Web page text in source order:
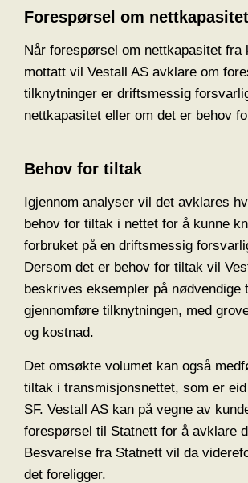
Forespørsel om
Når forespørsel om nettkapasitet fra
mottatt vil Vestall AS avklare om
tilknytninger er driftsmessig
nettkapasitet eller om det er behov
Behov for tiltak
Igjennom analyser vil det avklares
behov for tiltak i nettet for å kunne
forbruket på en driftsmessig
Dersom det er behov for tiltak vil
beskrives eksempler på nødvendige
gjennomføre tilknytningen, med
og kostnad.
Det omsøkte volumet kan også
tiltak i transmisjonsnettet, som er
SF. Vestall AS kan på vegne av
forespørsel til Statnett for å avklare
Besvarelse fra Statnett vil da
det foreligger.